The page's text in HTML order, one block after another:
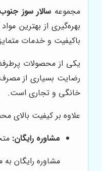
مجموعه سالار سوز جنوب
بهره‌گیری از بهترین
باکیفیت و خدمات
یکی از محصولات
رضایت بسیاری از
خانگی و تجاری است.
علاوه بر کیفیت بالای
مشاوره رایگان:
مشاوره رایگان